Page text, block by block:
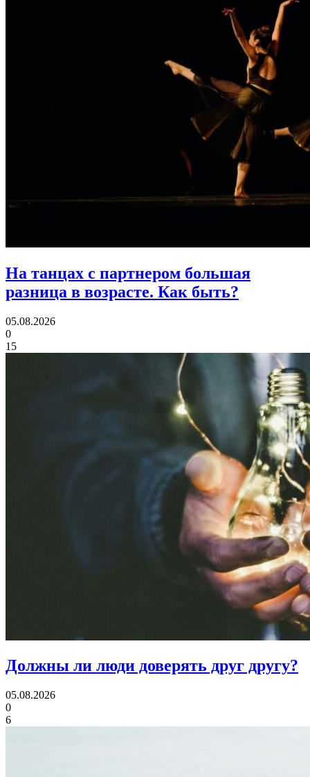
На танцах с партнером большая
разница в возрасте. Как быть?
05.08.2026
0
15
Должны ли люди доверять друг другу?
05.08.2026
0
6